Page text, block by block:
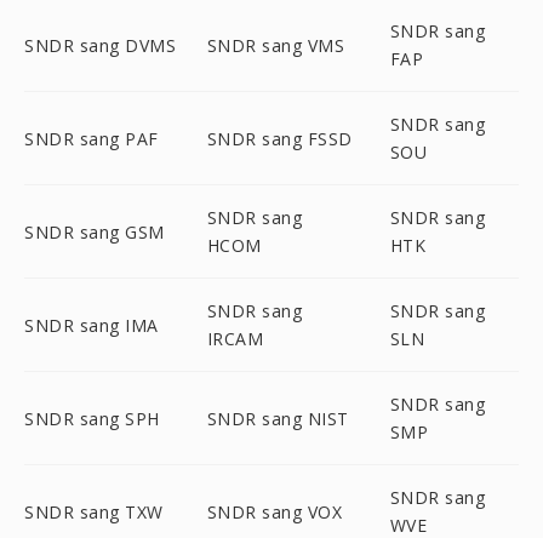
SNDR sang DVMS SNDR sang VMS
SNDR sang
FAP
SNDR sang PAF SNDR sang FSSD
SNDR sang
SOU
SNDR sang GSM
SNDR sang
HCOM
SNDR sang
HTK
SNDR sang IMA
SNDR sang
IRCAM
SNDR sang
SLN
SNDR sang SPH SNDR sang NIST
SNDR sang
SMP
SNDR sang TXW SNDR sang VOX
SNDR sang
WVE